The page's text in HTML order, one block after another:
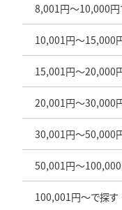
8,001円～10,000円
10,001円～15,000
15,001円～20,000
20,001円～30,000
30,001円～50,000
50,001円～
100,001円～で探す